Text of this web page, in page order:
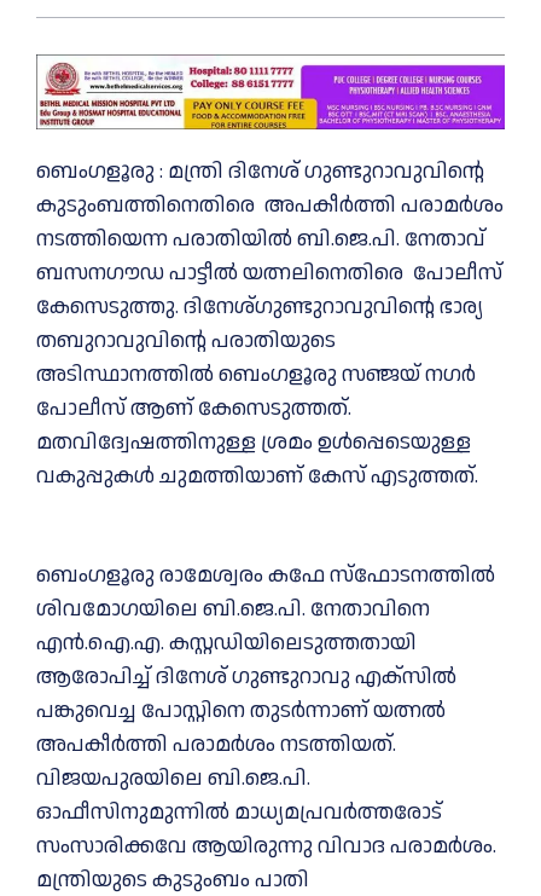
ബെംഗളൂരു : മന്ത്രി ദിനേശ് ഗുണ്ടുറാവുവിന്റെ
കുടുംബത്തിനെതിരെ അപകീർത്തി പരാമർശം
നടത്തിയെന്ന പരാതിയില്‍ ബി.ജെ.പി. നേതാവ്
ബസനഗൗഡ പാട്ടീൽ യത്നലിനെതിരെ പോലീസ്
കേസെടുത്തു. ദിനേശ്ഗുണ്ടുറാവുവിന്റെ ഭാര്യ
തബുറാവുവിന്റെ പരാതിയുടെ
അടിസ്ഥാനത്തില്‍ ബെംഗളൂരു സഞ്ജയ് നഗർ
പോലീസ് ആണ് കേസെടുത്തത്.
മതവിദ്വേഷത്തിനുള്ള ശ്രമം ഉൾപ്പെടെയുള്ള
വകുപ്പുകള്‍ ചുമത്തിയാണ് കേസ് എടുത്തത്.
ബെംഗളൂരു രാമേശ്വരം കഫേ സ്‌ഫോടനത്തിൽ
ശിവമോഗയിലെ ബി.ജെ.പി. നേതാവിനെ
എൻ.ഐ.എ. കസ്റ്റഡിയിലെടുത്തതായി
ആരോപിച്ച് ദിനേശ് ഗുണ്ടുറാവു എക്സില്‍
പങ്കുവെച്ച പോസ്റ്റിനെ തുടര്‍ന്നാണ്‌ യത്നൽ
അപകീർത്തി പരാമർശം നടത്തിയത്.
വിജയപുരയിലെ ബി.ജെ.പി.
ഓഫീസിനുമുന്നിൽ മാധ്യമപ്രവർത്തരോട്
സംസാരിക്കവേ ആയിരുന്നു വിവാദ പരാമര്‍ശം.
മന്ത്രിയുടെ കുടുംബം പാതി